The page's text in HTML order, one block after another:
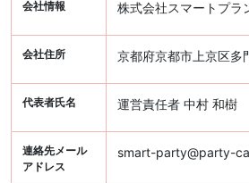
会社情報 株式会社スマートプラ
会社住所 京都府京都市上京区
代表者氏名 運営責任者 中村 和樹
連絡先メール
アドレス
smart-party@party-